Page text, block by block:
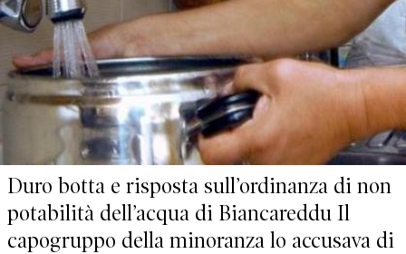
Duro botta e risposta sull’ordinanza di non
potabilità dell’acqua di Biancareddu Il
capogruppo della minoranza lo accusava di